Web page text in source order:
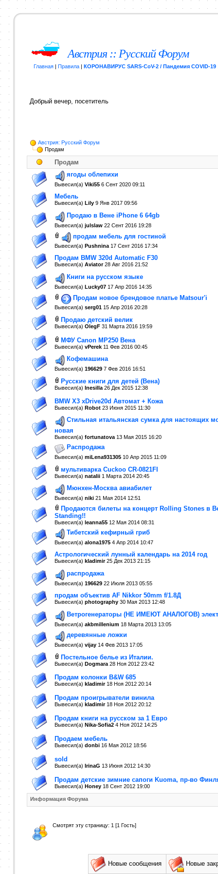
Австрия :: Русский Форум
Главная| Правила| КОРОНАВИРУС SARS-CoV-2 / Пандемия COVID-19
Добрый вечер, посетитель
Австрия: Русский Форум
Продам
Продам
ягоды облепихи
Вывесил(a) Viki556 Сент 2020 09:11
Мебель
Вывесил(a) Lily9 Янв 2017 09:56
Продаю в Вене iPhone 6 64gb
Вывесил(a) julslaw22 Сент 2016 19:28
продам мебель для гостиной
Вывесил(a) Pushnina17 Сент 2016 17:34
Продам BMW 320d Automatic F30
Вывесил(a) Aviator28 Авг 2016 21:52
Книги на русском языке
Вывесил(a) Lucky0717 Апр 2016 14:35
Продам новое брендовое платье Matsour'i
Вывесил(a) serg0115 Апр 2016 20:28
Продаю детский велик
Вывесил(a) OlegF31 Марта 2016 19:59
МФУ Canon MP250 Вена
Вывесил(a) vPerek11 Фев 2016 00:45
Кофемашина
Вывесил(a) 1966297 Фев 2016 16:51
Русские книги для детей (Вена)
Вывесил(a) Inesilla26 Дек 2015 12:38
BMW X3 xDrive20d Автомат + Кожа
Вывесил(a) Robot23 Июня 2015 11:30
Стильная итальянская сумка для настоящих
новая
Вывесил(a) fortunatova13 Мая 2015 16:20
Распродажа
Вывесил(a) miLena93130510 Апр 2015 11:09
мультиварка Cuckoo CR-0821FI
Вывесил(a) natalii1 Марта 2014 20:45
Мюнхен-Москва авиабилет
Вывесил(a) niki21 Мая 2014 12:51
Продаются билеты на концерт Rolling Stones в
Standing!!
Вывесил(a) leanna5512 Мая 2014 08:31
Тибетский кефирный гриб
Вывесил(a) alona19754 Апр 2014 10:47
Астрологический лунный календарь на 2014 год
Вывесил(a) kladimir25 Дек 2013 21:15
распродажа
Вывесил(a) 19662922 Июля 2013 05:55
продам объектив AF Nikkor 50mm f/1.8Д
Вывесил(a) photography30 Мая 2013 12:48
Ветрогенераторы (НЕ ИМЕЮТ АНАЛОГОВ)
Вывесил(a) akbmillenium18 Марта 2013 13:05
деревянные ложки
Вывесил(a) vijay14 Фев 2013 17:05
Постельное белье из Италии.
Вывесил(a) Dogmara28 Ноя 2012 23:42
Продам колонки B&W 685
Вывесил(a) kladimir18 Ноя 2012 20:14
Продам проигрыватели винила
Вывесил(a) kladimir18 Ноя 2012 20:12
Продам книги на русском за 1 Евро
Вывесил(a) Nika-Sofia24 Ноя 2012 14:25
Продаем мебель
Вывесил(a) donbi16 Мая 2012 18:56
sold
Вывесил(a) IrinaG 13 Июня 2012 14:30
Продам детские зимние сапоги Kuoma, пр-во
Вывесил(a) Honey18 Сент 2012 19:00
Информация Форума
Смотрят эту страницу: 1 [1 Гость]
Новые сообщения Новые